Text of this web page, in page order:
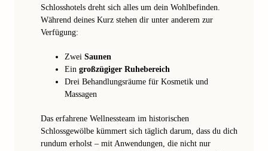
Schlosshotels dreht sich alles um dein Wohlbefinden.
Während deines Kurz stehen dir unter anderem zur
Verfügung:
Zwei Saunen
Ein großzügiger Ruhebereich
Drei Behandlungsräume für Kosmetik und
Massagen
Das erfahrene Wellnessteam im historischen
Schlossgewölbe kümmert sich täglich darum, dass du dich
rundum erholst – mit Anwendungen, die nicht nur